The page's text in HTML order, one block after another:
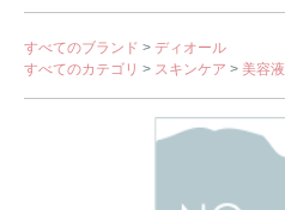
すべてのブランド > ディオール
すべてのカテゴリ > スキンケア > 美容液